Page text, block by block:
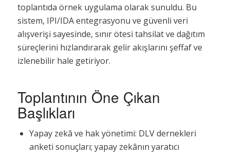
toplantıda örnek uygulama olarak sunuldu. Bu
sistem, IPI/IDA entegrasyonu ve güvenli veri
alışverişi sayesinde, sınır ötesi tahsilat ve dağıtım
süreçlerini hızlandırarak gelir akışlarını şeffaf ve
izlenebilir hale getiriyor.
Toplantının Öne Çıkan
Başlıkları
Yapay zekâ ve hak yönetimi: DLV dernekleri
anketi sonuçları; yapay zekânın yaratıcı